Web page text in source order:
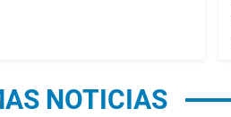
NOTICIAS